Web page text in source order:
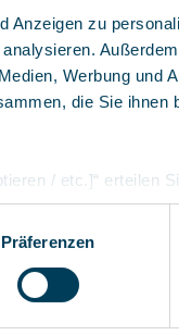
Anzeigen zu
Werbung und
die Sie
/ etc.]“ erteilen
shopware AG
sie aber zu
Präferenzen
Bereichen